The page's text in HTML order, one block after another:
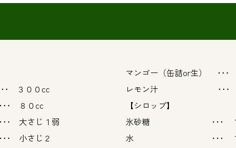
･･ ３００cc
cc
じ１弱
さじ２
マンゴー（缶
レモン
【シロップ】
氷砂糖
水 ･･